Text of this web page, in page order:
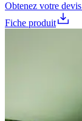
Obtenez votre
Fiche produit